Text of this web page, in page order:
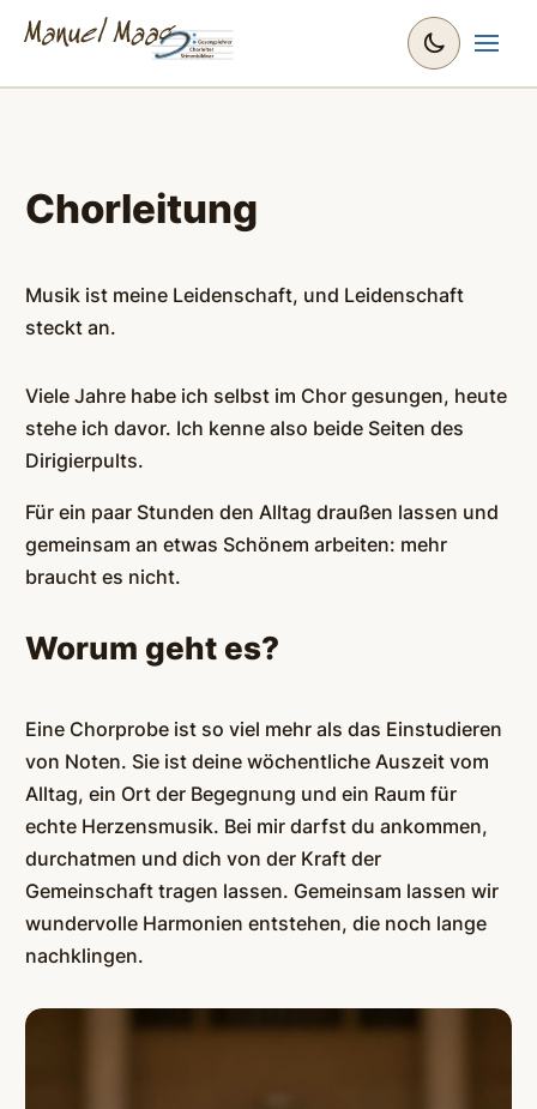
Chorleitung
Musik ist meine Leidenschaft, und Leidenschaft
steckt an.
Viele Jahre habe ich selbst im Chor gesungen, heute
stehe ich davor. Ich kenne also beide Seiten des
Dirigierpults.
Für ein paar Stunden den Alltag draußen lassen und
gemeinsam an etwas Schönem arbeiten: mehr
braucht es nicht.
Worum geht es?
Eine Chorprobe ist so viel mehr als das Einstudieren
von Noten. Sie ist deine wöchentliche Auszeit vom
Alltag, ein Ort der Begegnung und ein Raum für
echte Herzensmusik. Bei mir darfst du ankommen,
durchatmen und dich von der Kraft der
Gemeinschaft tragen lassen. Gemeinsam lassen wir
wundervolle Harmonien entstehen, die noch lange
nachklingen.